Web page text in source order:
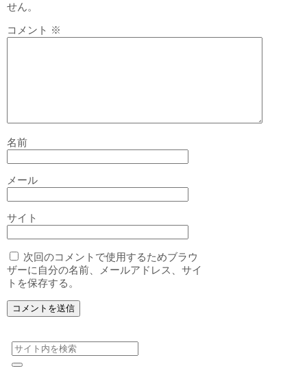
せん。
コメント ※
名前
メール
サイト
次回のコメントで使用するためブラウ
ザーに自分の名前、メールアドレス、サイ
トを保存する。